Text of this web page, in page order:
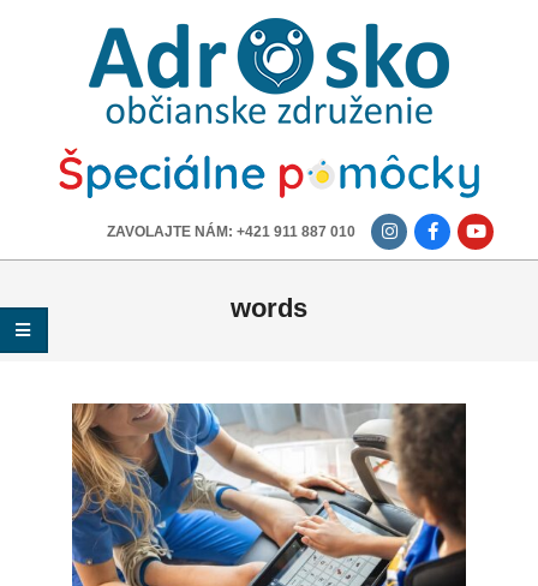
ADROSKO
OBČIANSKE
ZDRUŽENIE
ZAVOLAJTE NÁM: +421 911 887 010
words